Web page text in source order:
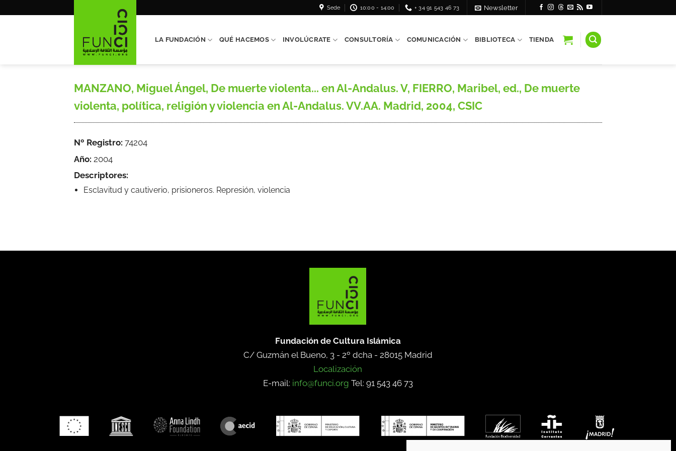
Sede 10:00 - 14:00 + 34 91 543 46 73 Newsletter
LA FUNDACIÓN QUÉ HACEMOS INVOLÚCRATE CONSULTORÍA COMUNICACIÓN BIBLIOTECA TIENDA
MANZANO, Miguel Ángel, De muerte violenta... en Al-Andalus. V, FIERRO, Maribel, ed., De muerte
violenta, política, religión y violencia en Al-Andalus. VV.AA. Madrid, 2004, CSIC
Nº Registro: 74204
Año: 2004
Descriptores:
Esclavitud y cautiverio, prisioneros. Represión, violencia
Fundación de Cultura Islámica
C/ Guzmán el Bueno, 3 - 2º dcha - 28015 Madrid
Localización
E-mail: info@funci.org Tel: 91 543 46 73